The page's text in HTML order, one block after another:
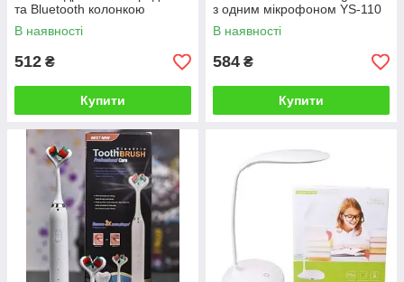
та Bluetooth колонкою
В наявності
512 ₴
Купити
з одним мікрофоном YS-110
В наявності
584 ₴
Купити